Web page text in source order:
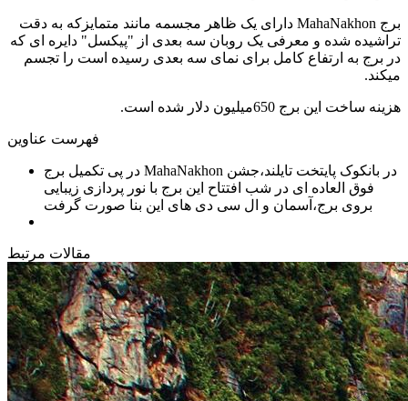
برج MahaNakhon دارای یک ظاهر مجسمه مانند متمایزکه به دقت
تراشیده شده و معرفی یک روبان سه بعدی از "پیکسل" دایره ای که
در برج به ارتفاع کامل برای نمای سه بعدی رسیده است را تجسم
میکند.
هزینه ساخت این برج 650میلیون دلار شده است.
فهرست عناوین
در پی تکمیل برج MahaNakhon در بانکوک پایتخت تایلند،جشن
فوق العاده ای در شب افتتاح این برج با نور پردازی زیبایی
بروی برج،آسمان و ال سی دی های این بنا صورت گرفت
مقالات مرتبط